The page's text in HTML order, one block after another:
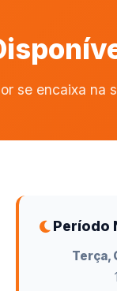
se encaixa na
Período
Terça,